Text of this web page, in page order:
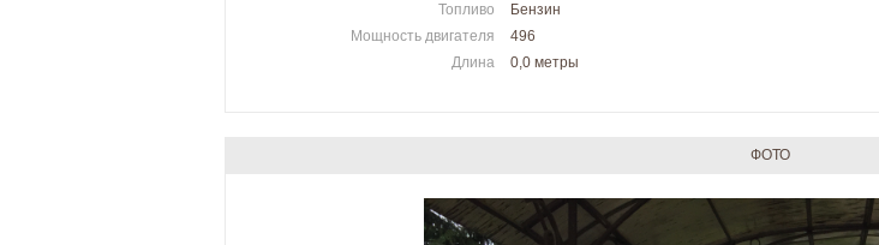
Топливо
Бензин
Мощность двигателя
496
Длина
0,0 метры
ФОТО